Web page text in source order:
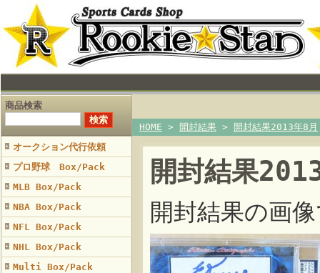
商品検索
オークション代行依頼
プロ野球 Box/Pack
MLB Box/Pack
NBA Box/Pack
NFL Box/Pack
NHL Box/Pack
Multi Box/Pack
HOME > 開封結果 > 開封結果2013年8月
開封結果
開封結果の画